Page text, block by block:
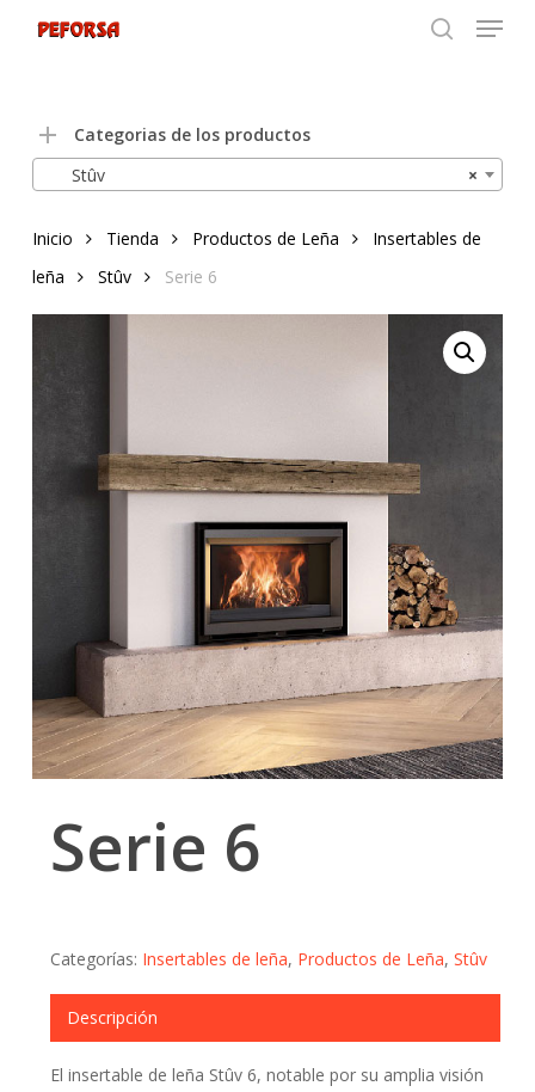
Menu
Categorias de los productos
×
Stûv
Inicio Tienda Productos de Leña
Insertables de
leña
Stûv Serie 6
Serie 6
Categorías: Insertables de leña, Productos de Leña, Stûv
Descripción
El insertable de leña Stûv 6, notable por su amplia visión